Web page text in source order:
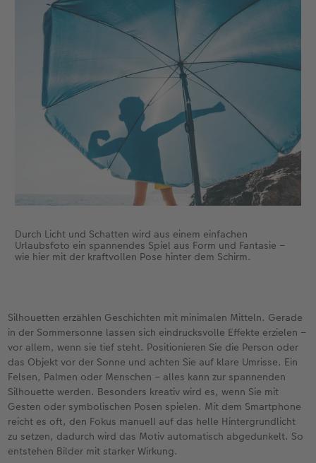
Durch Licht und Schatten wird aus einem einfachen
Urlaubsfoto ein spannendes Spiel aus Form und Fantasie –
wie hier mit der kraftvollen Pose hinter dem Schirm.
Silhouetten erzählen Geschichten mit minimalen Mitteln. Gerade
in der Sommersonne lassen sich eindrucksvolle Effekte erzielen –
vor allem, wenn sie tief steht. Positionieren Sie die Person oder
das Objekt vor der Sonne und achten Sie auf klare Umrisse. Ein
Felsen, Palmen oder Menschen – alles kann zur spannenden
Silhouette werden. Besonders kreativ wird es, wenn Sie mit
Gesten oder symbolischen Posen spielen. Mit dem Smartphone
reicht es oft, den Fokus manuell auf das helle Hintergrundlicht
zu setzen, dadurch wird das Motiv automatisch abgedunkelt. So
entstehen Bilder mit starker Wirkung.